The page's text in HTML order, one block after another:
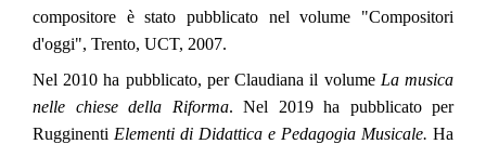
compositore è stato pubblicato nel volume "Compositori
d'oggi", Trento, UCT, 2007.
Nel 2010 ha pubblicato, per Claudiana il volume La musica
nelle chiese della Riforma. Nel 2019 ha pubblicato per
Rugginenti Elementi di Didattica e Pedagogia Musicale. Ha